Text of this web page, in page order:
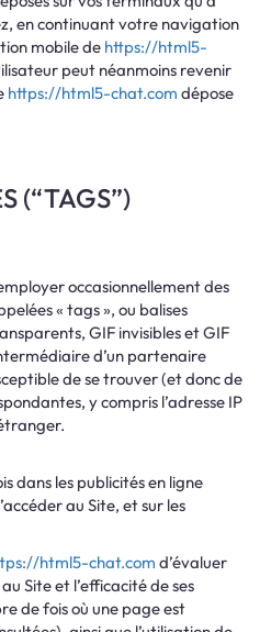
en continuant votre navigation
mobile de https://html5-
peut néanmoins revenir
https://html5-chat.com dépose
(“TAGS”)
occasionnellement des
« tags », ou balises
GIF invisibles et GIF
d’un partenaire
de se trouver (et donc de
y compris l’adresse IP
dans les publicités en ligne
au Site, et sur les
html5-chat.com d’évaluer
Site et l’efficacité de ses
de fois où une page est